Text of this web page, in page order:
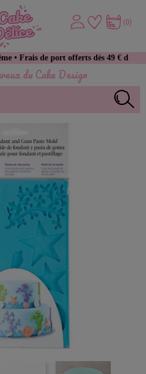
du Cake Design
de port offerts dès 49 € d’achat
(0)